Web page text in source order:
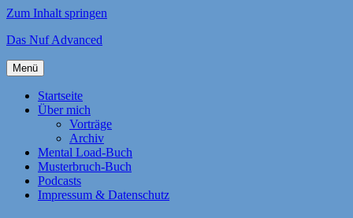
Zum Inhalt springen
Das Nuf Advanced
Menü
Startseite
Über mich
Vorträge
Archiv
Mental Load-Buch
Musterbruch-Buch
Podcasts
Impressum & Datenschutz